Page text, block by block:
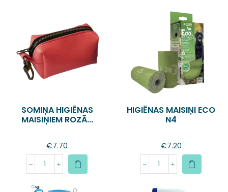
SOMIŅA HIGIĒNAS
MAISIŅIEM ROZĀ...
€7.70
HIGIĒNAS MAISIŅI ECO
N4
€7.20